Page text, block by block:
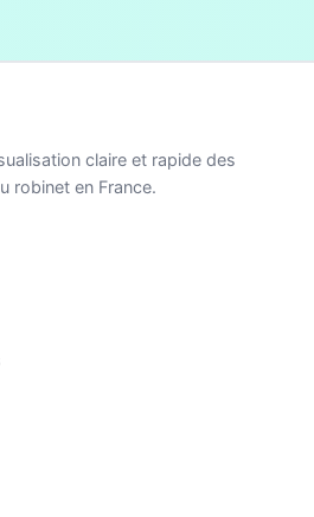
claire et rapide des
robinet en France.